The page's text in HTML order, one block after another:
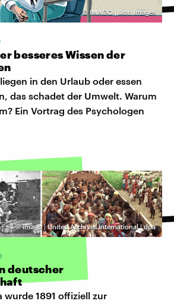
© IMAGO | Ikon Images
besseres Wissen der
in den Urlaub oder essen
das schadet der Umwelt. Warum
Ein Vortrag des Psychologen
©imago | United Archives International | dpa
deutscher
wurde 1891 offiziell zur